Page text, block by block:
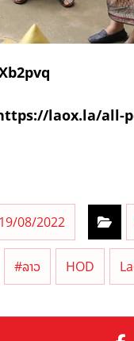
laox.la/all-
19/08/2022
#ລາວ HOD